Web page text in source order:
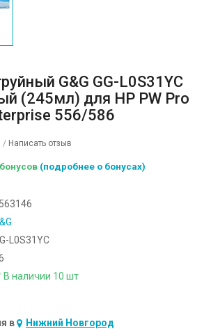
G&G GG-L0S31YC
(245мл) для HP PW Pro
556/586
/ Написать отзыв
(подробнее о бонусах)
L0S31YC
В наличии 10 шт
в Нижний Новгород